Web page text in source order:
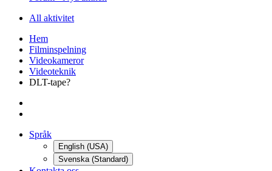
More sharing options...
Gå till ämnen
Forum - Nya ämnen
Filminspelning
Videokameror
Videoteknik
DLT-tape?